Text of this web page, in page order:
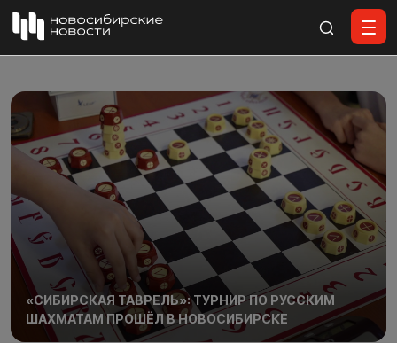
«СИБИРСКАЯ ТАВРЕЛЬ»: ТУРНИР ПО РУССКИМ
ШАХМАТАМ ПРОШЁЛ В НОВОСИБИРСКЕ